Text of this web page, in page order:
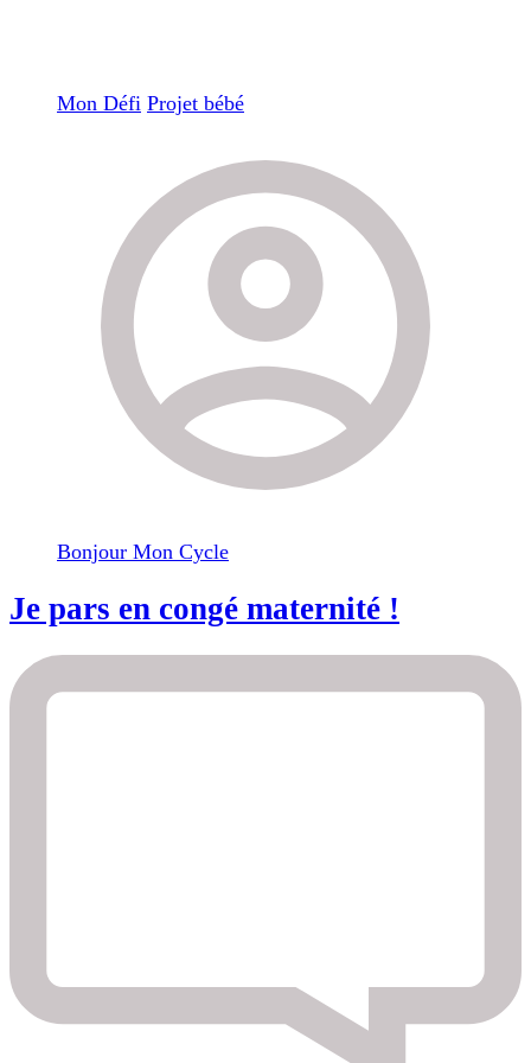
Mon Défi Projet bébé
Bonjour Mon Cycle
Je pars en congé maternité !